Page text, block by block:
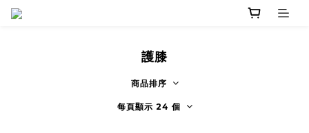
護膝
商品排序
每頁顯示 24 個